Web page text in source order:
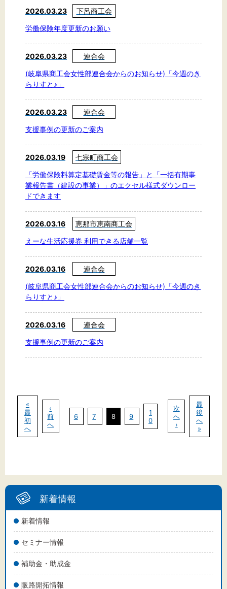
新着情報
新着情報
セミナー情報
補助金・助成金
販路開拓情報
2026.03.23
下呂商工会
労働保険年度更新のお願い
2026.03.23
連合会
(岐阜県商工会女性部連合会からのお知らせ)「今週のき
らりすと♪」
2026.03.23
連合会
支援事例の更新のご案内
2026.03.19
七宗町商工会
「労働保険料算定基礎賃金等の報告」と「一括有期事
業報告書（建設の事業）」のエクセル様式ダウンロー
ドできます
2026.03.16
恵那市恵南商工会
えーな生活応援券 利用できる店舗一覧
2026.03.16
連合会
(岐阜県商工会女性部連合会からのお知らせ)「今週のき
らりすと♪」
2026.03.16
連合会
支援事例の更新のご案内
«
最
初
へ
‹
前
へ
6 7 8 9
1
0
次
へ
›
最
後
へ
»